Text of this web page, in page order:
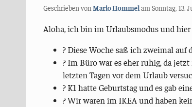
Geschrieben von Mario Hommelam Sonntag, 13.
Aloha, ich bin im Urlaubsmodus und
? Diese Woche saß ich zweimal
? Im Büro war es eher ruhig, da
letzten Tagen vor dem Urlaub
? K1 hatte Geburtstag und es gab
?️ Wir waren im IKEA und haben